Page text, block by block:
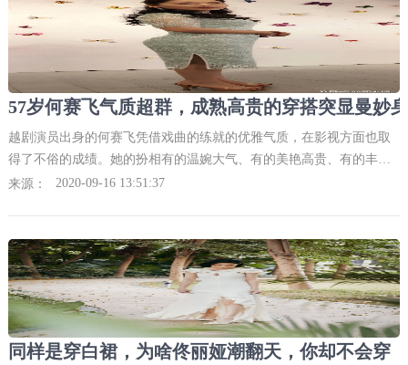
越剧演员出身的何赛飞凭借戏曲的练就的优雅气质，在影视方面也取
得了不俗的成绩。她的扮相有的温婉大气、有的美艳高贵、有的丰姿
绰约、有的小家碧玉，说是“千人一面”一点也不为过！面相和气端
来源： 2020-09-16 13:51:37
同样是穿白裙，为啥佟丽娅潮翻天，你却不会穿